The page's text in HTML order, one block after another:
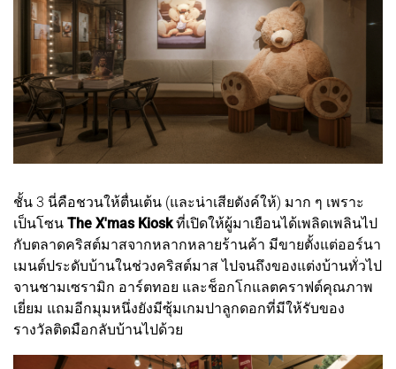
ชั้น 3 นี่คือชวนให้ตื่นเต้น (และน่าเสียตังค์ให้) มาก ๆ เพราะ
เป็นโซน The X'mas Kioskที่เปิดให้ผู้มาเยือนได้เพลิดเพลินไป
กับตลาดคริสต์มาสจากหลากหลายร้านค้า มีขายตั้งแต่ออร์นา
เมนต์ประดับบ้านในช่วงคริสต์มาส ไปจนถึงของแต่งบ้านทั่วไป
จานชามเซรามิก อาร์ตทอย และช็อกโกแลตคราฟต์คุณภาพ
เยี่ยม แถมอีกมุมหนึ่งยังมีซุ้มเกมปาลูกดอกที่มีให้รับของ
รางวัลติดมือกลับบ้านไปด้วย